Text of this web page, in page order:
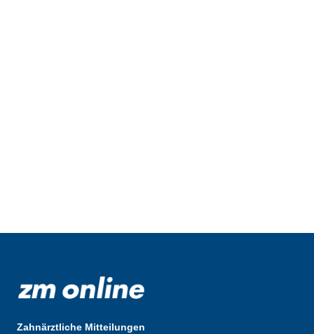
Zahnärztliche Mitteilungen